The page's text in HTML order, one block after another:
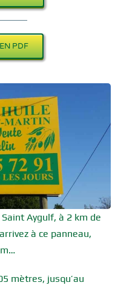
PDF
Aygulf, à 2 km de
à ce panneau,
mètres, jusqu’au